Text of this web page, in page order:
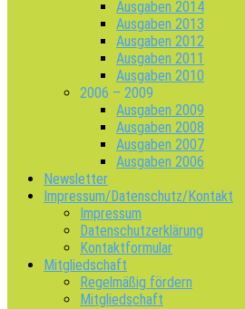
Ausgaben 2014
Ausgaben 2013
Ausgaben 2012
Ausgaben 2011
Ausgaben 2010
2006 – 2009
Ausgaben 2009
Ausgaben 2008
Ausgaben 2007
Ausgaben 2006
Newsletter
Impressum/Datenschutz/Kontakt
Impressum
Datenschutzerklärung
Kontaktformular
Mitgliedschaft
Regelmäßig fördern
Mitgliedschaft